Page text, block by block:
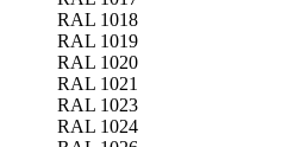
RAL 1018
RAL 1019
RAL 1020
RAL 1021
RAL 1023
RAL 1024